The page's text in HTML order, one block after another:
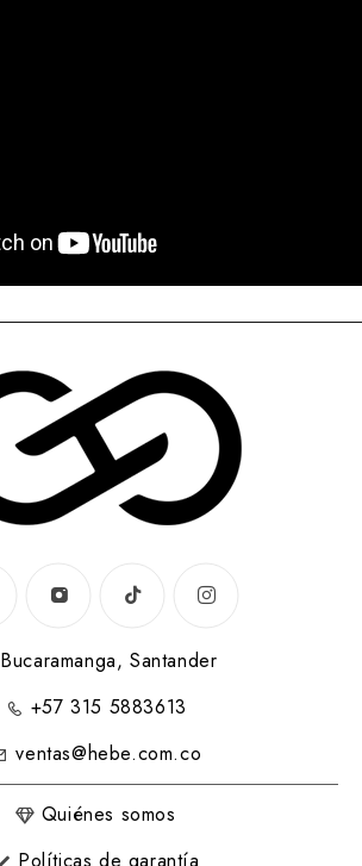
Bucaramanga, Santander
+57 315 5883613
ventas@hebe.com.co
Quiénes somos